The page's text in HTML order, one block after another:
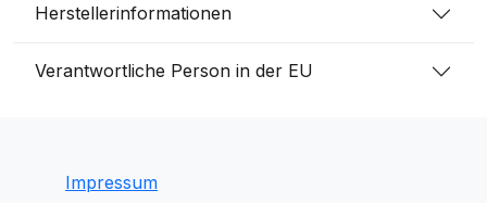
Herstellerinformationen
Verantwortliche Person in der EU
Impressum